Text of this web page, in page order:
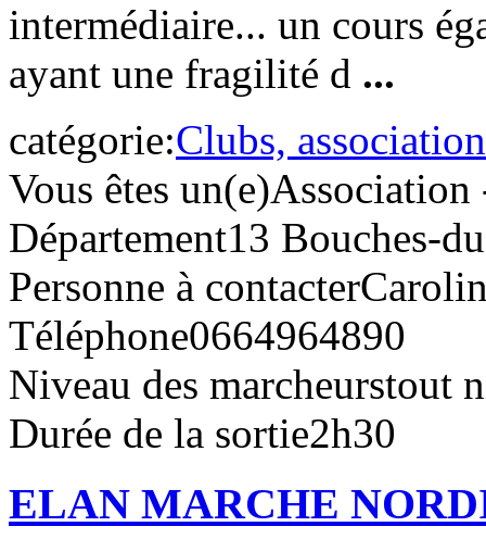
intermédiaire... un cours
ayant une fragilité d ...
catégorie:Clubs,
Vous êtes un(e)Association
Département13 Bouches-
Personne à contacter
Téléphone0664964890
Niveau des marcheurstout
Durée de la sortie2h30
ELAN MARCHE